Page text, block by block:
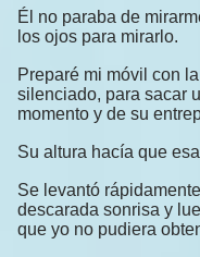
Él no paraba de
los ojos para mirarlo.
Preparé mi móvil con
silenciado, para sacar
momento y de su
Su altura hacía que
Se levantó
descarada sonrisa y
que yo no pudiera